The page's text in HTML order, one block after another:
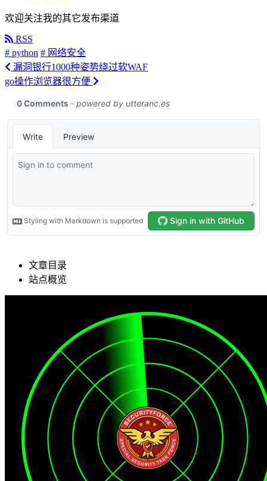
欢迎关注我的其它发布渠道
RSS
# python # 网络安全
漏洞银行1000种姿势绕过软WAF
go操作浏览器很方便
文章目录
站点概览